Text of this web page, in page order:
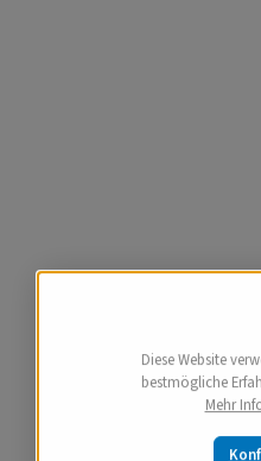
Diese Website
bestmögliche
Mehr